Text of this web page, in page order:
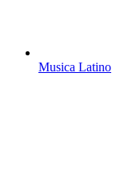
Musica Latino